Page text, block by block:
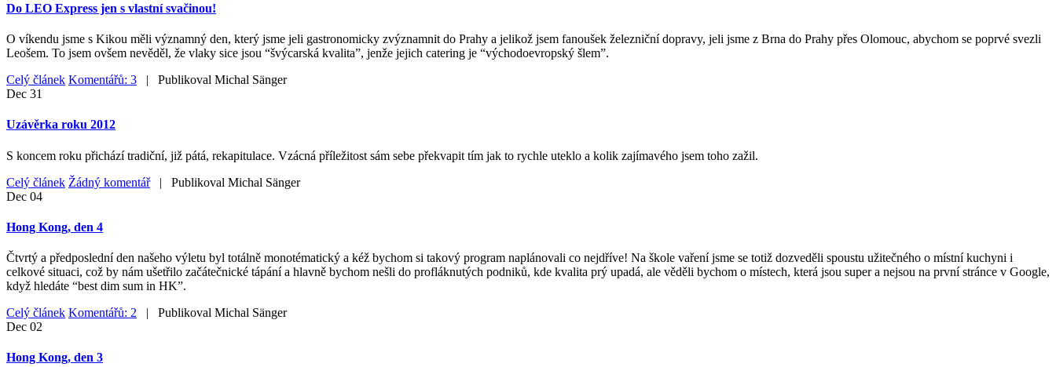
Do LEO Express jen s vlastní svačinou!
O víkendu jsme s Kikou měli významný den, který jsme jeli gastronomicky zvýznamnit do Prahy a jelikož jsem fanoušek železniční dopravy, jeli jsme z Brna do Prahy přes Olomouc, abychom se poprvé svezli
Leošem. To jsem ovšem nevěděl, že vlaky sice jsou “švýcarská kvalita”, jenže jejich catering je “východoevropský šlem”.
Celý článek Komentářů: 3 | Publikoval Michal Sänger
Dec 31
Uzávěrka roku 2012
S koncem roku přichází tradiční, již pátá, rekapitulace. Vzácná příležitost sám sebe překvapit tím jak to rychle uteklo a kolik zajímavého jsem toho zažil.
Celý článek Žádný komentář| Publikoval Michal Sänger
Dec 04
Hong Kong, den 4
Čtvrtý a předposlední den našeho výletu byl totálně monotématický a kéž bychom si takový program naplánovali co nejdříve! Na škole vaření jsme se totiž dozveděli spoustu užitečného o místní kuchyni i
celkové situaci, což by nám ušetřilo začátečnické tápání a hlavně bychom nešli do profláknutých podniků, kde kvalita prý upadá, ale věděli bychom o místech, která jsou super a nejsou na první stránce v Google,
když hledáte “best dim sum in HK”.
Celý článek Komentářů: 2 | Publikoval Michal Sänger
Dec 02
Hong Kong, den 3